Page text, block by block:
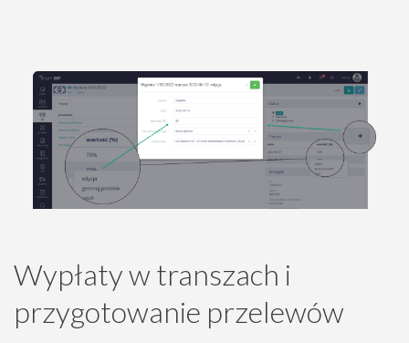
Wypłaty w transzach i
przygotowanie przelewów